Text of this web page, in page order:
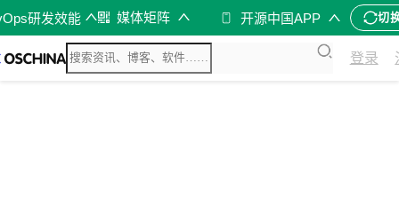
研发效能 媒体矩阵 开源中国APP 切
登录